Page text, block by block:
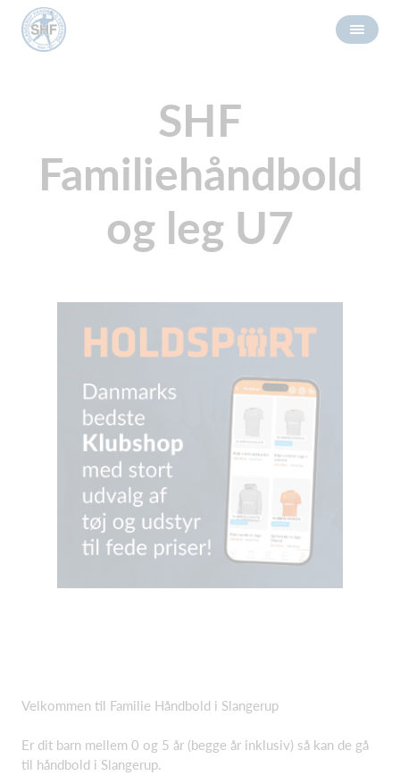
SHF
Familiehåndbold
og leg U7
Velkommen til Familie Håndbold i Slangerup
Er dit barn mellem 0 og 5 år (begge år inklusiv) så kan de gå
til håndbold i Slangerup.